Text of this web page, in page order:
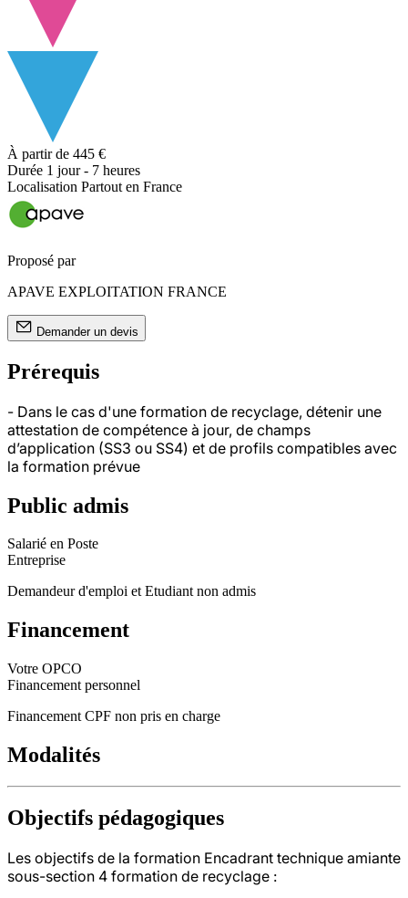
À partir de 445 €
Durée 1 jour - 7 heures
Localisation Partout en France
Proposé par
APAVE EXPLOITATION FRANCE
Demander un devis
Prérequis
- Dans le cas d'une formation de recyclage, détenir une
attestation de compétence à jour, de champs
d’application (SS3 ou SS4) et de profils compatibles avec
la formation prévue
Public admis
Salarié en Poste
Entreprise
Demandeur d'emploi et Etudiant non admis
Financement
Votre OPCO
Financement personnel
Financement CPF non pris en charge
Modalités
Objectifs pédagogiques
Les objectifs de la formation Encadrant technique amiante
sous-section 4 formation de recyclage :